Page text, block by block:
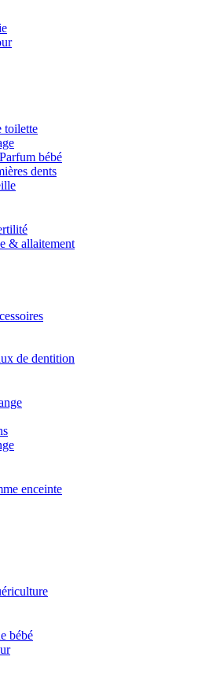
toilette
bébé
dents
& allaitement
de dentition
enceinte
bébé